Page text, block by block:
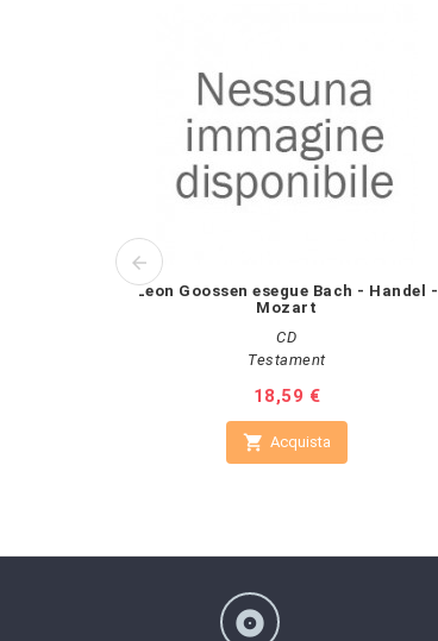
Leon Goossen esegue Bach - Handel -
Mozart
CD
Testament
Prezzo
18,59 €
 Acquista
album